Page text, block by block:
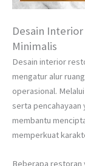
Desain
Minimalis
Desain interior
mengatur alur
operasional.
serta
membantu
memperkuat
Beberapa restoran